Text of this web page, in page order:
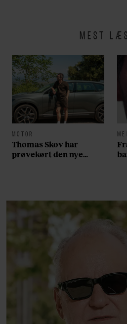
MEST
MOTOR
Thomas Skov har
prøvekørt den nye